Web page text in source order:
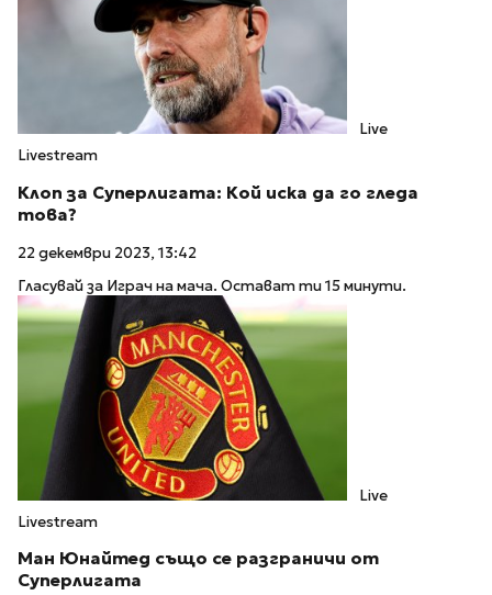
Live
Livestream
Клоп за Суперлигата: Кой иска да го гледа
това?
22 декември 2023, 13:42
Гласувай за Играч на мача. Остават ти 15 минути.
Live
Livestream
Ман Юнайтед също се разграничи от
Суперлигата